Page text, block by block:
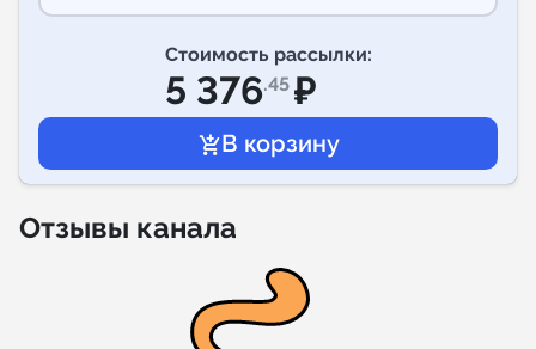
Стоимость рассылки:
5 376.45 ₽
Отзывы канала